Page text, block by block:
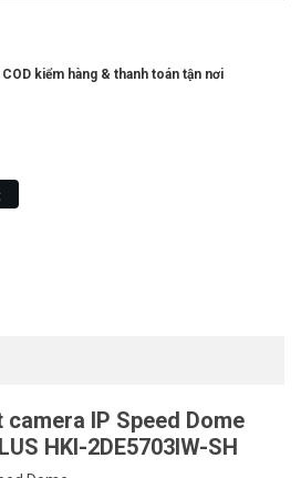
COD kiểm hàng & thanh toán tận nơi
IP Speed Dome
HKI-2DE5703IW-SH